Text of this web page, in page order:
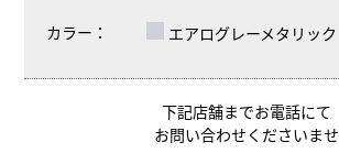
カラー： エアログレーメタリック
下記店舗までお電話にて
お問い合わせくださいませ